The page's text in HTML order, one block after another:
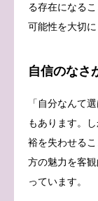
る存在になる
可能性を大切に
自信のなさ
「自分なんて
もあります。
裕を失わせる
方の魅力を客
っています。